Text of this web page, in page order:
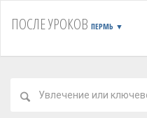
ПОСЛЕ УРОКОВ ПЕРМЬ ▼